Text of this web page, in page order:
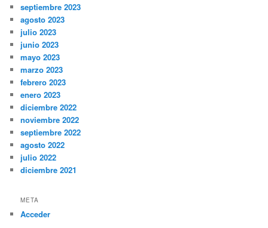
septiembre 2023
agosto 2023
julio 2023
junio 2023
mayo 2023
marzo 2023
febrero 2023
enero 2023
diciembre 2022
noviembre 2022
septiembre 2022
agosto 2022
julio 2022
diciembre 2021
META
Acceder